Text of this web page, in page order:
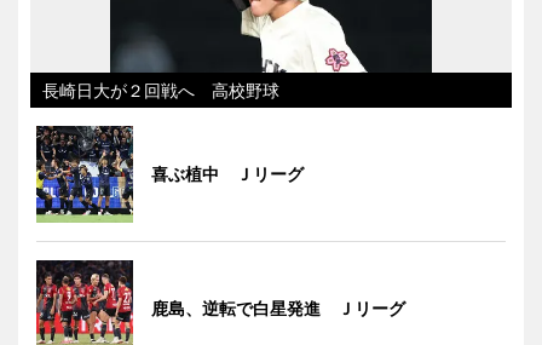
長崎日大が２回戦へ 高校野球
喜ぶ植中 Ｊリーグ
鹿島、逆転で白星発進 Ｊリーグ